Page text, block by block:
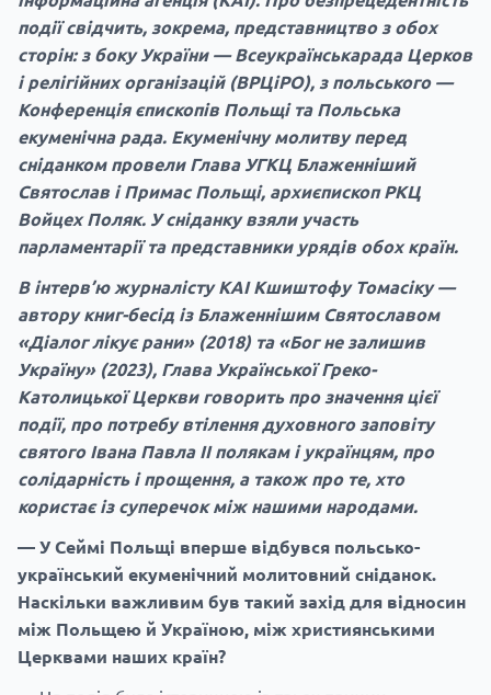
події свідчить, зокрема, представництво з обох
сторін: з боку України — Всеукраїнськарада Церков
і релігійних організацій (ВРЦіРО), з польського —
Конференція єпископів Польщі та Польська
екуменічна рада. Екуменічну молитву перед
сніданком провели Глава УГКЦ Блаженніший
Святослав і Примас Польщі, архиєпископ РКЦ
Войцех Поляк. У сніданку взяли участь
парламентарії та представники урядів обох країн.
В інтерв’ю журналісту КАІ Кшиштофу Томасіку —
автору книг-бесід із Блаженнішим Святославом
«Діалог лікує рани» (2018) та «Бог не залишив
Україну» (2023), Глава Української Греко-
Католицької Церкви говорить про значення цієї
події, про потребу втілення духовного заповіту
святого Івана Павла II полякам і українцям, про
солідарність і прощення, а також про те, хто
користає із суперечок між нашими народами.
— У Сеймі Польщі вперше відбувся польсько-
український екуменічний молитовний сніданок.
Наскільки важливим був такий захід для відносин
між Польщею й Україною, між християнськими
Церквами наших країн?